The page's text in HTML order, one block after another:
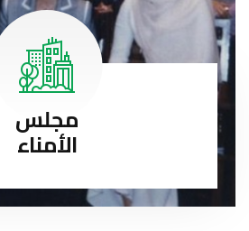
مجلس
الأمناء